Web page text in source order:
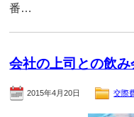
番…
会社の上司との飲
2015年4月20日 交際